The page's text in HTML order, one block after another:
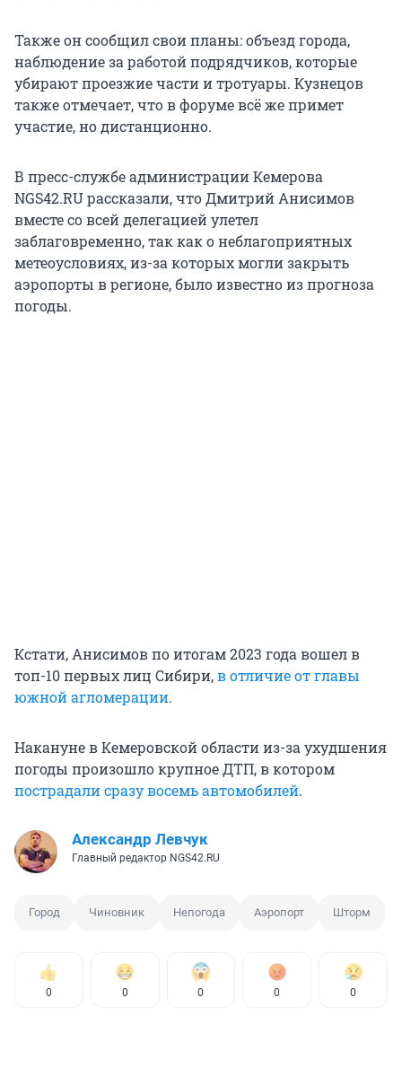
Также он сообщил свои планы: объезд города,
наблюдение за работой подрядчиков, которые
убирают проезжие части и тротуары. Кузнецов
также отмечает, что в форуме всё же примет
участие, но дистанционно.
В пресс-службе администрации Кемерова
NGS42.RU рассказали, что Дмитрий Анисимов
вместе со всей делегацией улетел
заблаговременно, так как о неблагоприятных
метеоусловиях, из-за которых могли закрыть
аэропорты в регионе, было известно из прогноза
погоды.
Кстати, Анисимов по итогам 2023 года вошел в
топ-10 первых лиц Сибири,в отличие от главы
южной агломерации.
Накануне в Кемеровской области из-за ухудшения
погоды произошло крупное ДТП, в котором
пострадали сразу восемь автомобилей.
Александр Левчук
Главный редактор NGS42.RU
Город Чиновник Непогода Аэропорт Шторм
0 0 0 0 0